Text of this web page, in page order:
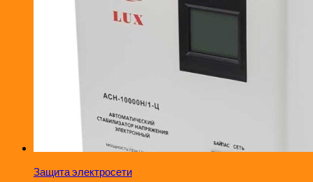
Защита электросети